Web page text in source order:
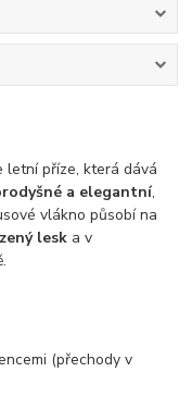
letní příze, která dává
a elegantní,
vlákno působí na
lesk a v
(přechody v